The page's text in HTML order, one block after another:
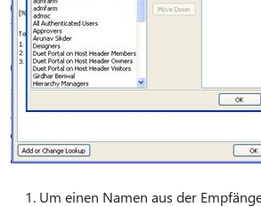
Um einen Namen aus der